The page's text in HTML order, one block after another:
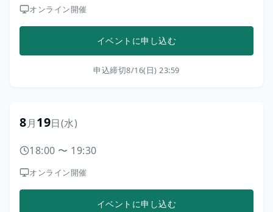
オンライン開催
イベントに申し込む
申込締切8/16(日) 23:59
8月19日(水)
18:00 〜 19:30
オンライン開催
イベントに申し込む